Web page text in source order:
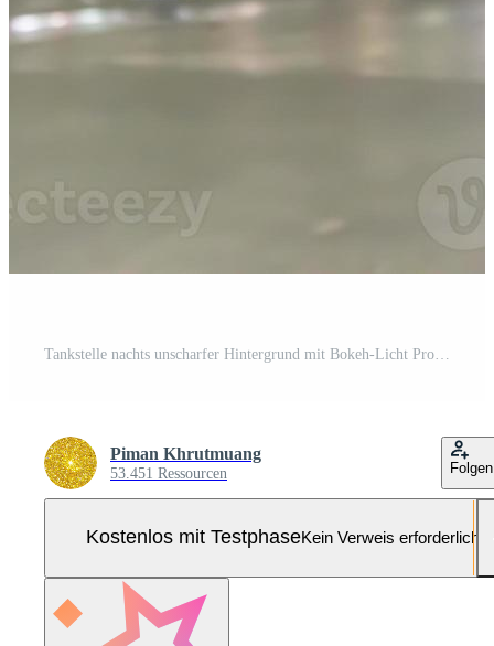
Piman Khrutmuang
53.451 Ressourcen Folgen
Kostenlos mit TestphaseKein Verweis erforderlich